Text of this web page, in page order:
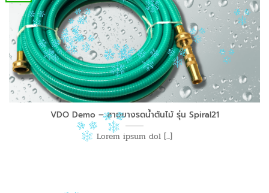
VDO Demo – สายยางรดน้ำต้นไม้ รุ่น Spiral21
Lorem ipsum dol [...]